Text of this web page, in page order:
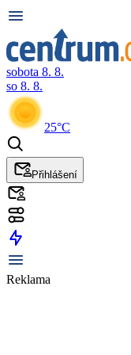
sobota 8. 8.
so 8. 8.
25°C
Přihlášení
Reklama